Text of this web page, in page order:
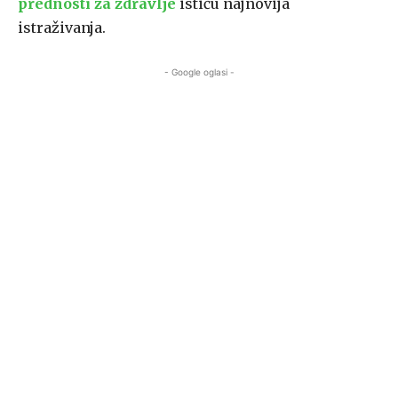
prednosti za zdravlje ističu najnovija
istraživanja.
- Google oglasi -